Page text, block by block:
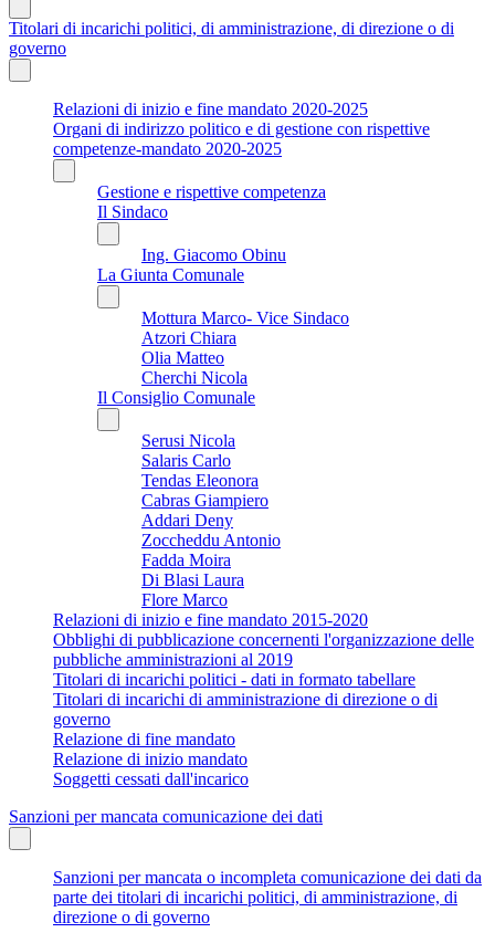
Titolari di incarichi politici, di amministrazione, di direzione o di
governo
Relazioni di inizio e fine mandato 2020-2025
Organi di indirizzo politico e di gestione con rispettive
competenze-mandato 2020-2025
Gestione e rispettive competenza
Il Sindaco
Ing. Giacomo Obinu
La Giunta Comunale
Mottura Marco- Vice Sindaco
Atzori Chiara
Olia Matteo
Cherchi Nicola
Il Consiglio Comunale
Serusi Nicola
Salaris Carlo
Tendas Eleonora
Cabras Giampiero
Addari Deny
Zoccheddu Antonio
Fadda Moira
Di Blasi Laura
Flore Marco
Relazioni di inizio e fine mandato 2015-2020
Obblighi di pubblicazione concernenti l'organizzazione delle
pubbliche amministrazioni al 2019
Titolari di incarichi politici - dati in formato tabellare
Titolari di incarichi di amministrazione di direzione o di
governo
Relazione di fine mandato
Relazione di inizio mandato
Soggetti cessati dall'incarico
Sanzioni per mancata comunicazione dei dati
Sanzioni per mancata o incompleta comunicazione dei dati da
parte dei titolari di incarichi politici, di amministrazione, di
direzione o di governo